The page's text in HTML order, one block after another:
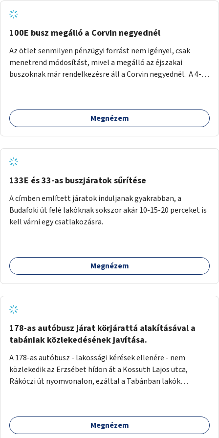
tud állni a megállóba. A környéken a tömegközlekedés
csúcsidőben már most is fullos, a Bosnyák téri beruházások
befejeztével hatványozódni fog az utazási igény.
100E busz megálló a Corvin negyednél
Az ötlet senmilyen pénzügyi forrást nem igényel, csak
menetrend módosítást, mivel a megálló az éjszakai
buszoknak már rendelkezésre áll a Corvin negyednél. A 4-es
ha a 100E reptéri busz a Corvin negyed metrómegállónál is
megállna - főleg éjjel, amikor a metró nem jár, és a 200E
nem hosszabbítaná meg sokkal, a 4-6 vonalán lakóknak
viszont a Kálvin tér-Corvin negyed utat megspórolva 10-15
perccel rövidítheti az utazási idejét.
Megnézem
133E és 33-as buszjáratok sűrítése
A címben említett járatok induljanak gyakrabban, a
Budafoki út felé lakóknak sokszor akár 10-15-20 perceket is
kell várni egy csatlakozásra.
Megnézem
178-as autóbusz járat körjárattá alakításával a
tabániak közlekedésének javítása.
A 178-as autóbusz - lakossági kérések ellenére - nem
közlekedik az Erzsébet hídon át a Kossuth Lajos utca,
Rákóczi út nyomvonalon, ezáltal a Tabánban lakók
járattal feljutni a Naphegyre, ahol iskola és óvoda is van a
körzetben élők számára. Megoldás lenne, ha a 178-as
Megnézem